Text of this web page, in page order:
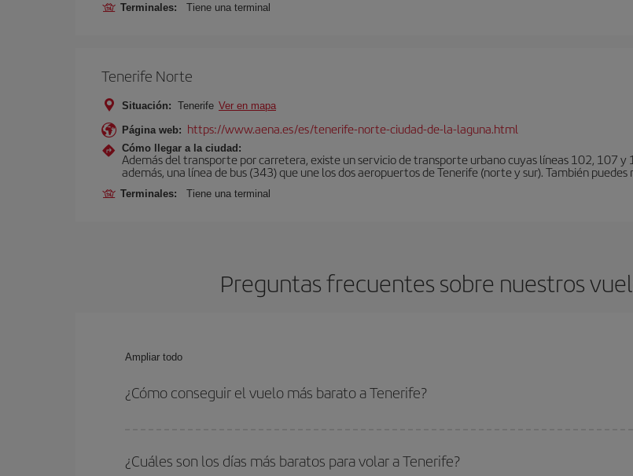
Terminales: Tiene una terminal
Tenerife Norte
Situación: Tenerife Ver en mapa
Página web: https://www.aena.es/es/tenerife-norte-ciudad-de-la-laguna.html
Cómo llegar a la ciudad:
Además del transporte por carretera, existe un servicio de transporte urbano cuyas líneas 102, 107
además, una línea de bus (343) que une los dos aeropuertos de Tenerife (norte y sur). También
Terminales: Tiene una terminal
Preguntas frecuentes sobre nuestros
Ampliar todo
¿Cómo conseguir el vuelo más barato a Tenerife?
vuelta. Además, si no tienes decidido un destino concreto para tu viaje, mira nuestras ofertas y déjate inspirar:
¿Cuáles son los días más baratos para volar a Tenerife?